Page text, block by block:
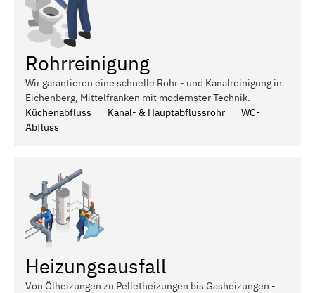
Rohrreinigung
Wir garantieren eine schnelle Rohr - und Kanalreinigung in
Eichenberg, Mittelfranken mit modernster Technik.
Küchenabfluss
Kanal- & Hauptabflussrohr
WC-
Abfluss
Heizungsausfall
Von Ölheizungen zu Pelletheizungen bis Gasheizungen -